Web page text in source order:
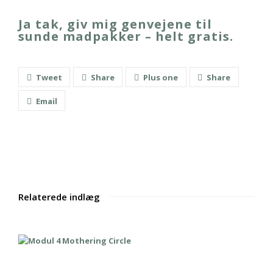
Ja tak, giv mig genvejene til
sunde madpakker – helt gratis.
Tweet Share Plus one Share
Email
Relaterede indlæg